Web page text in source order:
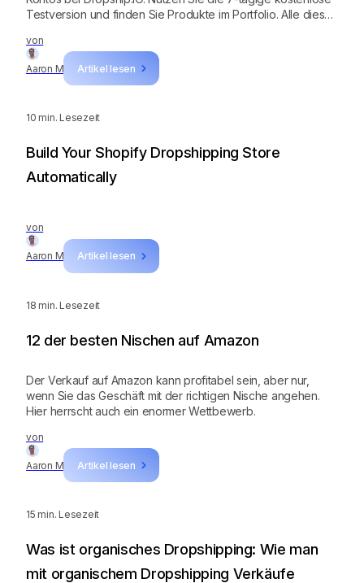
von
Aaron M Artikel lesen
Testversion und finden Sie Produkte im Portfolio. Alle diese
und es werden jede Woche weitere hinzugefügt!
10 min. Lesezeit
von
Aaron M Artikel lesen
Build Your Shopify Dropshipping Store
Automatically
18 min. Lesezeit
von
Aaron M Artikel lesen
12 der besten Nischen auf Amazon
Der Verkauf auf Amazon kann profitabel sein, aber nur,
wenn Sie das Geschäft mit der richtigen Nische angehen.
Hier herrscht auch ein enormer Wettbewerb.‍
15 min. Lesezeit
Was ist organisches Dropshipping: Wie man
mit organischem Dropshipping Verkäufe